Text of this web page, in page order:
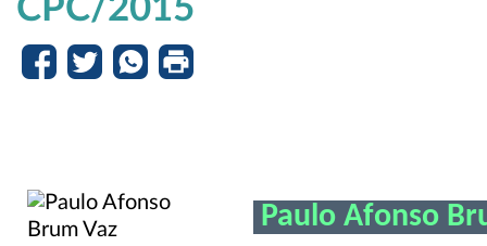
CPC/2015
Paulo Afonso